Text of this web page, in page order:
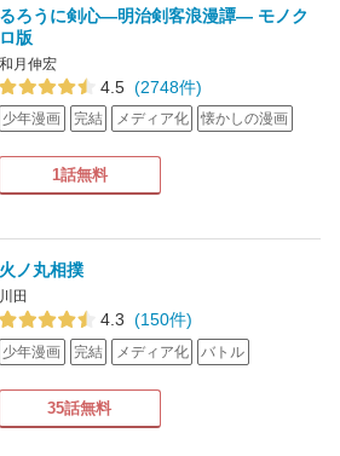
るろうに剣心―明治剣客浪漫譚― モノク
ロ版
和月伸宏
4.5 (2748件)
少年漫画 完結 メディア化 懐かしの漫画
1話無料
火ノ丸相撲
川田
4.3 (150件)
少年漫画 完結 メディア化 バトル
35話無料